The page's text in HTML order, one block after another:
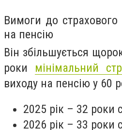
Вимоги до
на пенсію
Він збільшується
роки мінімальний
виходу на пенсію у 60
2025 рік – 32 роки
2026 рік – 33 роки